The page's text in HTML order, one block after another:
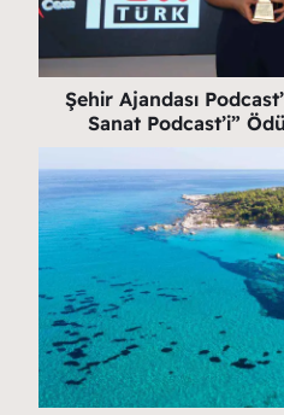
Şehir Ajandası
Sanat Podcast’i”